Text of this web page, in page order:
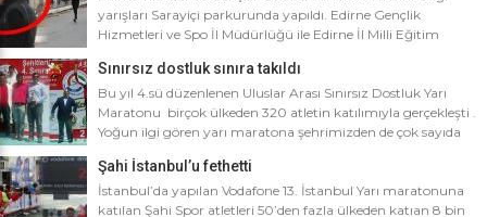
metre yarışına toplamda 4 bin […]
yarışları Sarayiçi parkurunda yapıldı. Edirne Gençlik
Hizmetleri ve Spo İl Müdürlüğü ile Edirne İl Milli Eğitim
Birinciliği yarışları Sarayiçi parkurunda yapıldı. Oldukça soğuk
ve yağmurlu bir havada düzenlenen yarışlara katılımın
yoğun olması atletizm adına sevindirici bulunurken Atletizm
Federasyonu İl […]
Sınırsız dostluk sınıra takıldı
Bu yıl 4.sü düzenlenen Uluslar Arası Sınırsız Dostluk Yarı
Maratonu birçok ülkeden 320 atletin katılımıyla gerçekleşti .
Yoğun ilgi gören yarı maratona şehrimizden de çok sayıda
Ali Soydan tarafından yeni kurulmasına rağmen bir çok
branşta başarıdan başarıya koşan Edirne Al Kan Spor Kulübü
de […]
Şahi İstanbul’u fethetti
İstanbul’da yapılan Vodafone 13. İstanbul Yarı maratonuna
katılan Şahi Spor atletleri 50’den fazla ülkeden katıan 8 bin